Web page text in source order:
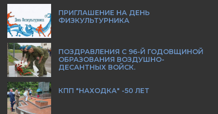
ПРИГЛАШЕНИЕ НА ДЕНЬ
ФИЗКУЛЬТУРНИКА
ПОЗДРАВЛЕНИЯ С 96-Й ГОДОВЩИНОЙ
ОБРАЗОВАНИЯ ВОЗДУШНО-
ДЕСАНТНЫХ ВОЙСК.
КПП "НАХОДКА" -50 ЛЕТ